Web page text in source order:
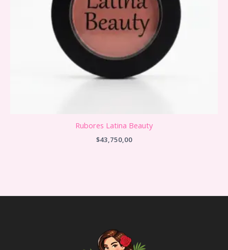
Rubores Latina Beauty
$43,750,00